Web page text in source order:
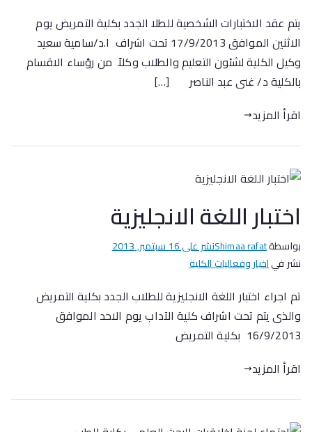
يتم عقد الاختبارات الشخصية للطلا الجدد بكلية التمريض يوم
الاثنين الموافق 17/9/2013 تحت اشراف ا.د/سامية سعيد
وكيل الكلية لشئون التعليم والطلاب وكلاً من رؤساء الاقسام
بالكلية د/ غنى عبد الناصر […]
اقرأ المزيد
اختبار اللغة الانجليزية
بواسطةShimaa rafatنشر على16 سبتمبر, 2013
نشر فياخبار وفعاليات الكلية
تم اجراء اختبار اللغة الانجليزية للطلاب الجدد بكلية التمريض
والذى يتم تحت اشراف كلية الآداب يوم الاحد الموافق
16/9/2013 بكلية التمريض
اقرأ المزيد